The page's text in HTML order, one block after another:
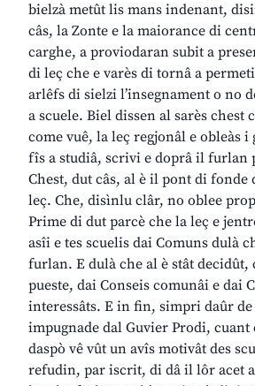
bielzà metût lis mans indenant,
câs, la Zonte e la maiorance di
carghe, a proviodaran subit a
di leç che e varès di tornâ a
arlêfs di sielzi l’insegnament o no
a scuele. Biel dissen al sarès chest
come vuê, la leç regjonâl e obleàs
fîs a studiâ, scrivi e doprâ il furlan
Chest, dut câs, al è il pont di fonde
leç. Che, disìnlu clâr, no oblee
Prime di dut parcè che la leç e
asîi e tes scuelis dai Comuns dulà
furlan. E dulà che al è stât
pueste, dai Conseis comunâi e dai
interessâts. E in fin, simpri daûr
impugnade dal Guvier Prodi, cuant
daspò vê vût un avîs motivât des
refudin, par iscrit, di dâ il lôr acet